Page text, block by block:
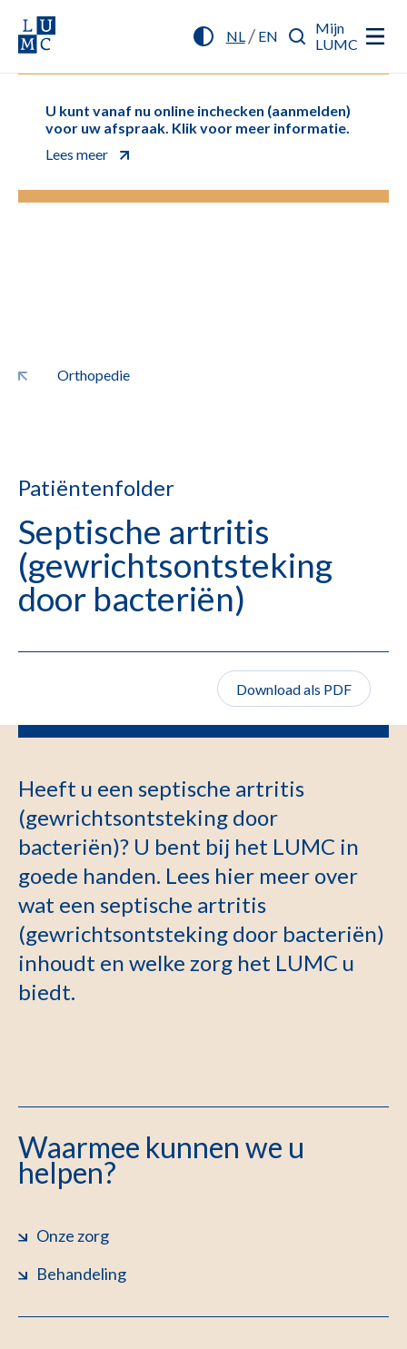
NL/ EN
Mijn
LUMC
U kunt vanaf nu online inchecken (aanmelden)
voor uw afspraak. Klik voor meer informatie.
Lees meer
Orthopedie
Patiëntenfolder
Septische artritis
(gewrichtsontsteking
door bacteriën)
Download als PDF
Heeft u een septische artritis
(gewrichtsontsteking door
bacteriën)? U bent bij het LUMC in
goede handen. Lees hier meer over
wat een septische artritis
(gewrichtsontsteking door bacteriën)
inhoudt en welke zorg het LUMC u
biedt.
Waarmee kunnen we u
helpen?
Onze zorg
Behandeling